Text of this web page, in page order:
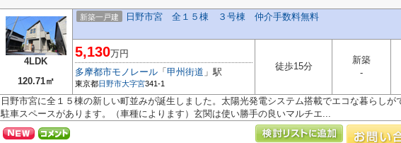
4LDK
120.71㎡
新築一戸建 日野市宮 全１５棟 ３号棟 仲介手数料無料
5,130万円
多摩都市モノレール 「 甲州街道 」駅
東京都日野市大字宮341-1
徒歩15分
新築
-
日野市宮に全１５棟の新しい町並みが誕生しました。太陽光発電システム搭載でエコな暮らしが
駐車スペースがあります。（車種によります）玄関は使い勝手の良いマルチエ...